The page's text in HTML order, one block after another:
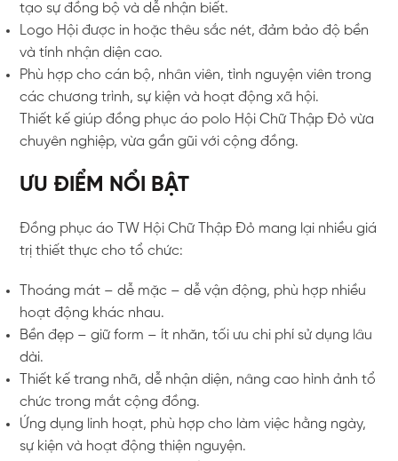
tạo sự đồng bộ và dễ nhận biết.
Logo Hội được in hoặc thêu sắc nét, đảm bảo độ bền
và tính nhận diện cao.
Phù hợp cho cán bộ, nhân viên, tình nguyện viên trong
các chương trình, sự kiện và hoạt động xã hội.
Thiết kế giúp đồng phục áo polo Hội Chữ Thập Đỏ vừa
chuyên nghiệp, vừa gần gũi với cộng đồng.
ƯU ĐIỂM NỔI BẬT
Đồng phục áo TW Hội Chữ Thập Đỏ mang lại nhiều giá
trị thiết thực cho tổ chức:
Thoáng mát – dễ mặc – dễ vận động, phù hợp nhiều
hoạt động khác nhau.
Bền đẹp – giữ form – ít nhăn, tối ưu chi phí sử dụng lâu
dài.
Thiết kế trang nhã, dễ nhận diện, nâng cao hình ảnh tổ
chức trong mắt cộng đồng.
Ứng dụng linh hoạt, phù hợp cho làm việc hằng ngày,
sự kiện và hoạt động thiện nguyện.